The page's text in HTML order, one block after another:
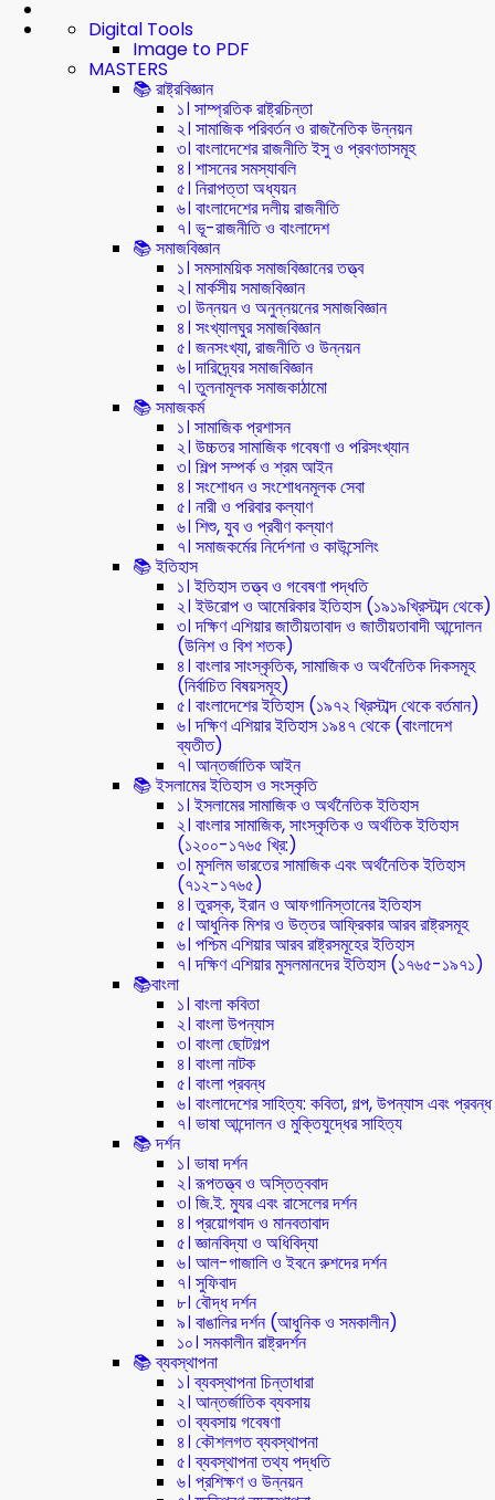
Digital Tools
Image to PDF
MASTERS
📚 রাষ্ট্রবিজ্ঞান
১। সাম্প্রতিক রাষ্ট্রচিন্তা
২। সামাজিক পরিবর্তন ও রাজনৈতিক উন্নয়ন
৩। বাংলাদেশের রাজনীতি ইসু ও প্রবণতাসমূহ
৪। শাসনের সমস্যাবলি
৫। নিরাপত্তা অধ্যয়ন
৬। বাংলাদেশের দলীয় রাজনীতি
৭। ভূ-রাজনীতি ও বাংলাদেশ
📚 সমাজবিজ্ঞান
১। সমসাময়িক সমাজবিজ্ঞানের তত্ত্ব
২। মার্কসীয় সমাজবিজ্ঞান
৩। উন্নয়ন ও অনুন্নয়নের সমাজবিজ্ঞান
৪। সংখ্যালঘুর সমাজবিজ্ঞান
৫। জনসংখ্যা, রাজনীতি ও উন্নয়ন
৬। দারিদ্র্যের সমাজবিজ্ঞান
৭। তুলনামূলক সমাজকাঠামো
📚 সমাজকর্ম
১। সামাজিক প্রশাসন
২। উচ্চতর সামাজিক গবেষণা ও পরিসংখ্যান
৩। শিল্প সম্পর্ক ও শ্রম আইন
৪। সংশোধন ও সংশোধনমূলক সেবা
৫। নারী ও পরিবার কল্যাণ
৬। শিশু, যুব ও প্রবীণ কল্যাণ
৭। সমাজকর্মের নির্দেশনা ও কাউন্সেলিং
📚 ইতিহাস
১। ইতিহাস তত্ত্ব ও গবেষণা পদ্ধতি
২। ইউরোপ ও আমেরিকার ইতিহাস (১৯১৯খ্রিস্টাব্দ থেকে)
৩। দক্ষিণ এশিয়ার জাতীয়তাবাদ ও জাতীয়তাবাদী আন্দোলন
(উনিশ ও বিশ শতক)
৪। বাংলার সাংস্কৃতিক, সামাজিক ও অর্থনৈতিক দিকসমূহ
(নির্বাচিত বিষয়সমূহ)
৫। বাংলাদেশের ইতিহাস (১৯৭২ খ্রিস্টাব্দ থেকে বর্তমান)
৬। দক্ষিণ এশিয়ার ইতিহাস ১৯৪৭ থেকে (বাংলাদেশ
ব্যতীত)
৭। আন্তর্জাতিক আইন
📚 ইসলামের ইতিহাস ও সংস্কৃতি
১। ইসলামের সামাজিক ও অর্থনৈতিক ইতিহাস
২। বাংলার সামাজিক, সাংস্কৃতিক ও অর্থতিক ইতিহাস
(১২০০-১৭৬৫ খ্রি:)
৩। মুসলিম ভারতের সামাজিক এবং অর্থনৈতিক ইতিহাস
(৭১২-১৭৬৫)
৪। তুরস্ক, ইরান ও আফগানিস্তানের ইতিহাস
৫। আধুনিক মিশর ও উত্তর আফ্রিকার আরব রাষ্ট্রসমূহ
৬। পশ্চিম এশিয়ার আরব রাষ্ট্রসমূহের ইতিহাস
৭। দক্ষিণ এশিয়ার মুসলমানদের ইতিহাস (১৭৬৫-১৯৭১)
📚বাংলা
১। বাংলা কবিতা
২। বাংলা উপন্যাস
৩। বাংলা ছোটগল্প
৪। বাংলা নাটক
৫। বাংলা প্রবন্ধ
৬। বাংলাদেশের সাহিত্য: কবিতা, গল্প, উপন্যাস এবং প্রবন্ধ
৭। ভাষা আন্দোলন ও মুক্তিযুদ্ধের সাহিত্য
📚 দর্শন
১। ভাষা দর্শন
২। রূপতত্ত্ব ও অস্তিত্ববাদ
৩। জি.ই. ম্যুর এবং রাসেলের দর্শন
৪। প্রয়োগবাদ ও মানবতাবাদ
৫। জ্ঞানবিদ্যা ও অধিবিদ্যা
৬। আল-গাজালি ও ইবনে রুশদের দর্শন
৭। সুফিবাদ
৮। বৌদ্ধ দর্শন
৯। বাঙালির দর্শন (আধুনিক ও সমকালীন)
১০। সমকালীন রাষ্ট্রদর্শন
📚 ব্যবস্থাপনা
১। ব্যবস্থাপনা চিন্তাধারা
২। আন্তর্জাতিক ব্যবসায়
৩। ব্যবসায় গবেষণা
৪। কৌশলগত ব্যবস্থাপনা
৫। ব্যবস্থাপনা তথ্য পদ্ধতি
৬। প্রশিক্ষণ ও উন্নয়ন